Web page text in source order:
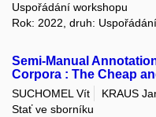
Uspořádání workshopu
Rok: 2022, druh:
Semi-Manual
Corpora : The Cheap
SUCHOMEL Vít
KRAUS
Stať ve sborníku